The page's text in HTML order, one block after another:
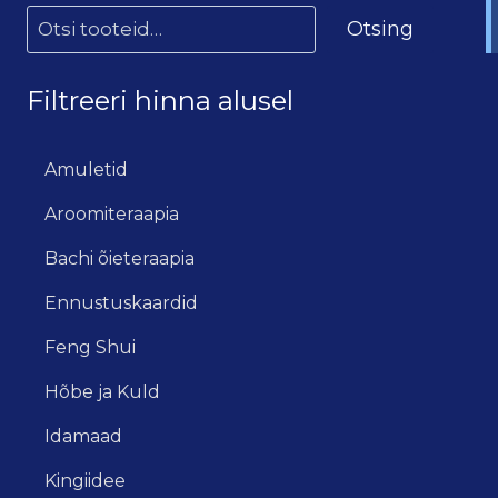
Otsing
Filtreeri hinna alusel
Amuletid
Aroomiteraapia
Bachi õieteraapia
Ennustuskaardid
Feng Shui
Hõbe ja Kuld
Idamaad
Kingiidee